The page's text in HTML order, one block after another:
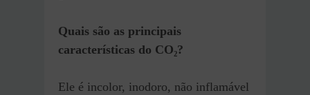
Quais são as principais
características do CO₂?
Ele é incolor, inodoro, não inflamável